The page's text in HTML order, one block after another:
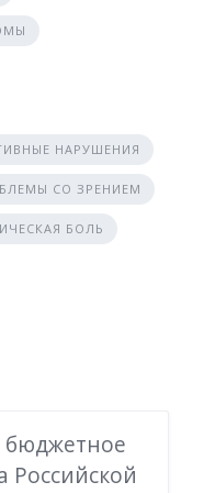
НАРУШЕНИЯ
СО ЗРЕНИЕМ
БОЛЬ
бюджетное
Российской